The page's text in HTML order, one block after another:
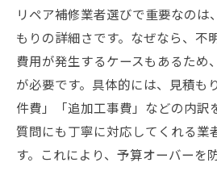
リペア補修費用を抑え
業者との交渉で得する
関東圏内でできるリペ
自分でできる外壁補修
リペア補修費用を下げ
ツ
リペア補修業者選びで重要なのは
もりの詳細さです。なぜなら、不
費用が発生するケースもあるため
が必要です。具体的には、見積も
件費」「追加工事費」などの内訳
質問にも丁寧に対応してくれる業
す。これにより、予算オーバーを